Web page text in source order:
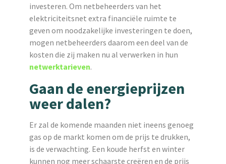
investeren. Om netbeheerders van het
elektriciteitsnet extra financiële ruimte te
geven om noodzakelijke investeringen te doen,
mogen netbeheerders daarom een deel van de
kosten die zij maken nu al verwerken in hun
netwerktarieven.
Gaan de energieprijzen
weer dalen?
Er zal de komende maanden niet ineens genoeg
gas op de markt komen om de prijs te drukken,
is de verwachting. Een koude herfst en winter
kunnen nog meer schaarste creëren en de prijs